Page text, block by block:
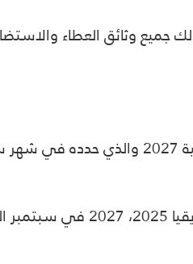
النهائي بما في ذلك جميع وثائق العطاء
وسبق أن كشف الاتحاد الإفريقي لكرة القدم “كاف” عن موعد الإعلان عن البلد المنظم لبطولة كأس الأمم
ووافق المكتب التنفيذي للاتحاد الإفريقي في اجتماعه الماضي على